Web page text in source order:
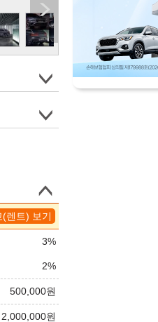
(렌트) 보기
3%
2%
500,000원
2,000,000원